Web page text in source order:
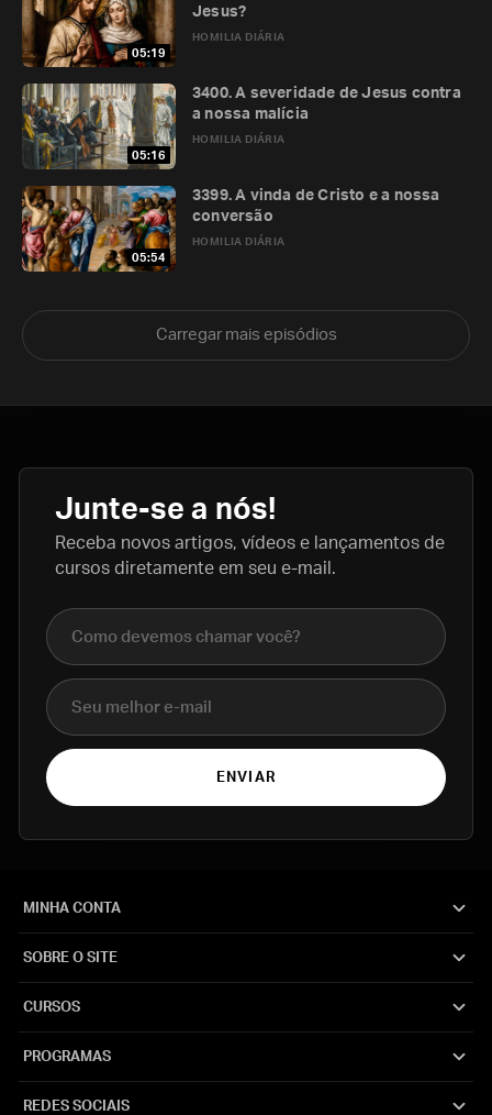
05:19
HOMILIA DIÁRIA
Jesus?
05:16
HOMILIA DIÁRIA
3400. A severidade de Jesus contra
a nossa malícia
05:54
HOMILIA DIÁRIA
3399. A vinda de Cristo e a nossa
conversão
Carregar mais episódios
Junte-se a nós!
Receba novos artigos, vídeos e lançamentos de
cursos diretamente em seu e-mail.
Nome completo
E-mail
ENVIAR
MINHA CONTA
SOBRE O SITE
CURSOS
PROGRAMAS
REDES SOCIAIS